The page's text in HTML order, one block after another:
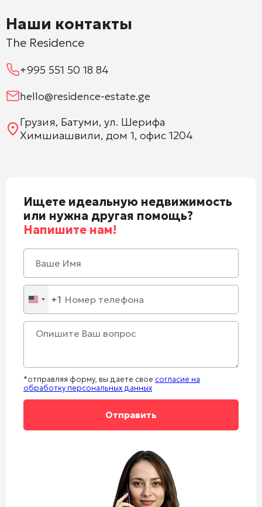
Наши контакты
The Residence
+995 551 50 18 84
hello@residence-estate.ge
Грузия, Батуми, ул. Шерифа
Химшиашвили, дом 1, офис 1204
Ищете идеальную недвижимость
или нужна другая помощь?
Напишите нам!
United
States
+1
+1
*отправляя форму, вы даете свое согласие на
обработку персональных данных